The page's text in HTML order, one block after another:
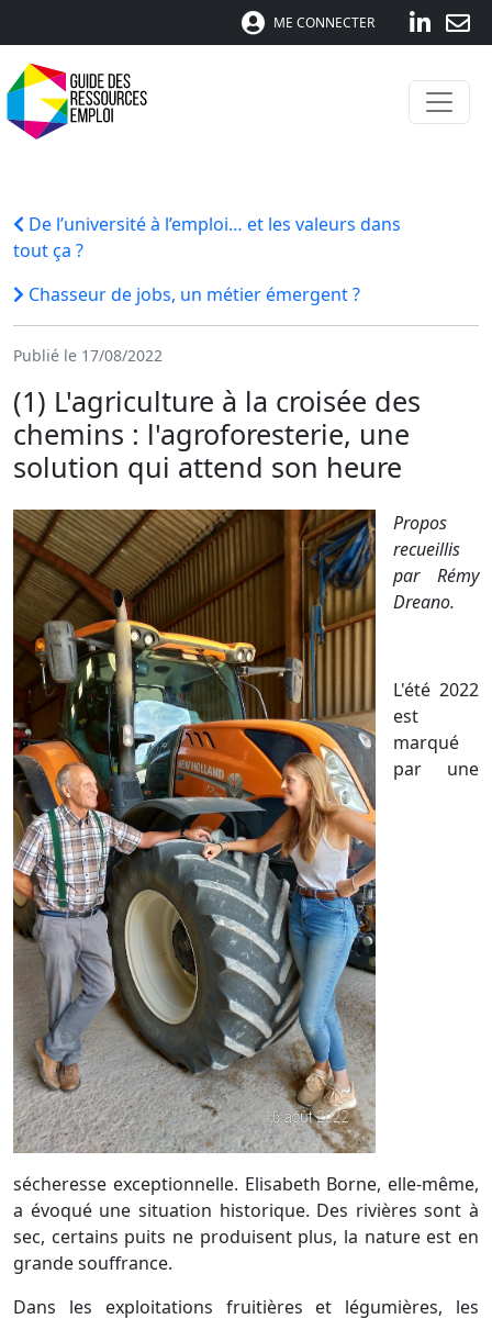
ME CONNECTER
De l’université à l’emploi… et les valeurs dans
tout ça ?
Chasseur de jobs, un métier émergent ?
Publié le 17/08/2022
(1) L'agriculture à la croisée des
chemins : l'agroforesterie, une
solution qui attend son heure
Propos
recueillis
par Rémy
Dreano.
L'été 2022
est
marqué
par une
sécheresse exceptionnelle. Elisabeth Borne, elle-même,
a évoqué une situation historique. Des rivières sont à
sec, certains puits ne produisent plus, la nature est en
grande souffrance.
Dans les exploitations fruitières et légumières, les